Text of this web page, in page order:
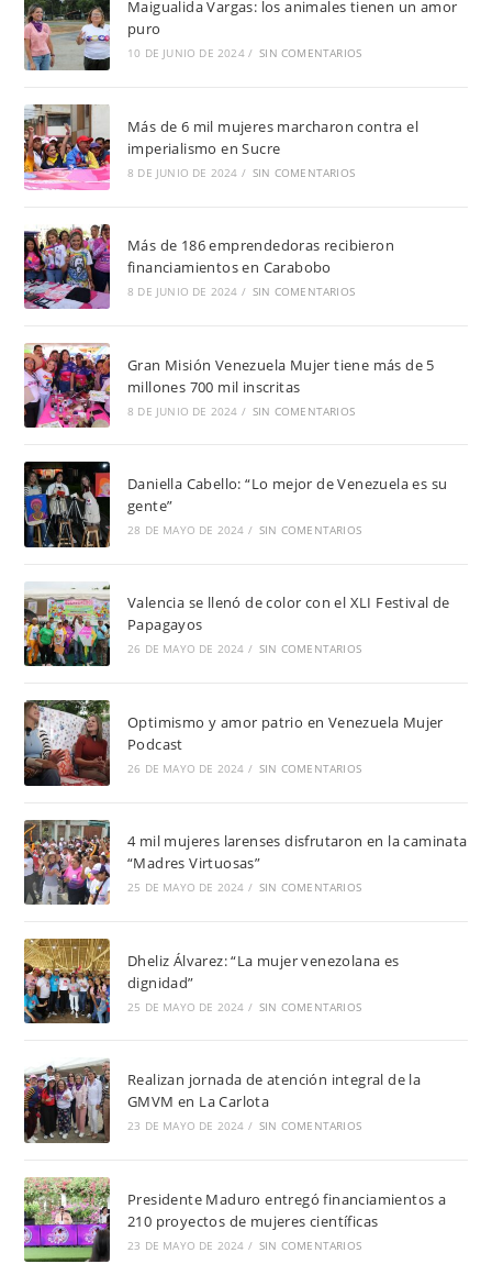
Maigualida Vargas: los animales tienen un amor
puro
10 DE JUNIO DE 2024 / SIN COMENTARIOS
Más de 6 mil mujeres marcharon contra el
imperialismo en Sucre
8 DE JUNIO DE 2024 / SIN COMENTARIOS
Más de 186 emprendedoras recibieron
financiamientos en Carabobo
8 DE JUNIO DE 2024 / SIN COMENTARIOS
Gran Misión Venezuela Mujer tiene más de 5
millones 700 mil inscritas
8 DE JUNIO DE 2024 / SIN COMENTARIOS
Daniella Cabello: “Lo mejor de Venezuela es su
gente”
28 DE MAYO DE 2024 / SIN COMENTARIOS
Valencia se llenó de color con el XLI Festival de
Papagayos
26 DE MAYO DE 2024 / SIN COMENTARIOS
Optimismo y amor patrio en Venezuela Mujer
Podcast
26 DE MAYO DE 2024 / SIN COMENTARIOS
4 mil mujeres larenses disfrutaron en la caminata
“Madres Virtuosas”
25 DE MAYO DE 2024 / SIN COMENTARIOS
Dheliz Álvarez: “La mujer venezolana es
dignidad”
25 DE MAYO DE 2024 / SIN COMENTARIOS
Realizan jornada de atención integral de la
GMVM en La Carlota
23 DE MAYO DE 2024 / SIN COMENTARIOS
Presidente Maduro entregó financiamientos a
210 proyectos de mujeres científicas
23 DE MAYO DE 2024 / SIN COMENTARIOS